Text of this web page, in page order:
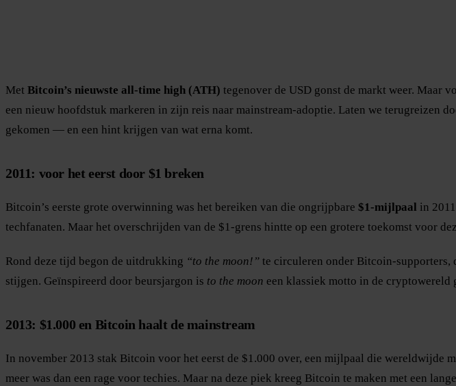
Met Bitcoin’s nieuwste all-time high (ATH) tegenover de USD gonst de markt weer. Maar
een nieuw hoofdstuk markeren in zijn reis naar mainstream-adoptie. Laten we terugreizen
gekomen — en een hint krijgen van wat erna komt.
2011: voor het eerst door $1 breken
Bitcoin’s eerste grote overwinning was het bereiken van die ongrijpbare $1-mijlpaal in
techfanaten. Maar het overschrijden van de $1-grens hintte op een grotere toekomst voor
Rond deze tijd begon de uitdrukking “to the moon!” te circuleren onder Bitcoin-supporters,
stijgen. Geïnspireerd door beursjargon is to the moon een klassiek motto in de cryptowereld
2013: $1.000 en Bitcoin haalt de mainstream
In november 2013 stak Bitcoin voor het eerst de $1.000 over, een mijlpaal die wereldwijde
meer was dan een rage voor techies. Maar na deze piek kreeg Bitcoin te maken met een